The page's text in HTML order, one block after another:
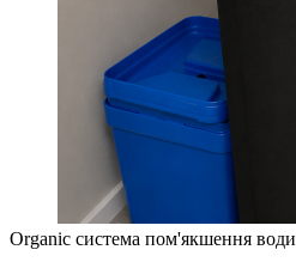
Organic система пом'якшення води